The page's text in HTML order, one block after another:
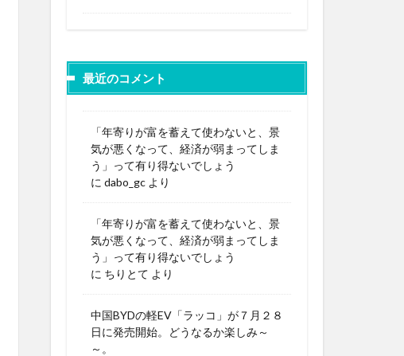
最近のコメント
「年寄りが富を蓄えて使わないと、景
気が悪くなって、経済が弱まってしま
う」って有り得ないでしょう
に dabo_gc より
「年寄りが富を蓄えて使わないと、景
気が悪くなって、経済が弱まってしま
う」って有り得ないでしょう
に ちりとて より
中国BYDの軽EV「ラッコ」が７月２８
日に発売開始。どうなるか楽しみ～
～。